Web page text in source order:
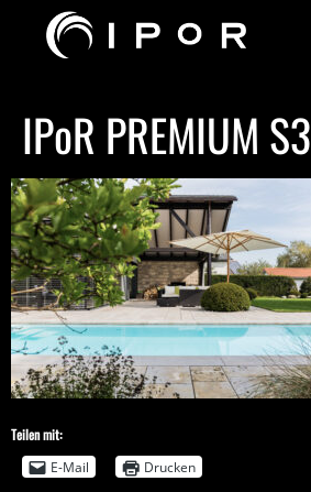
IPoR PREMIUM S3
Teilen mit:
E-Mail
Drucken